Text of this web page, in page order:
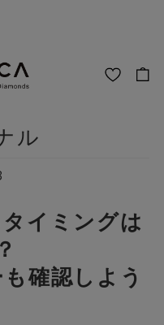
ル
イミングは
確認しよう